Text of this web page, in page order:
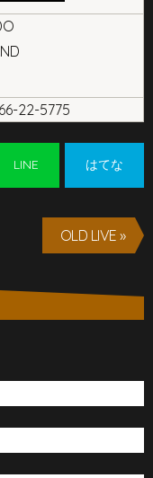
22-5775
LINE はてな
OLD LIVE »